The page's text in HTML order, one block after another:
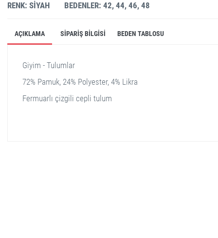
RENK: SIYAH BEDENLER: 42, 44, 46, 48
AÇIKLAMA SIPARIŞ BILGISI BEDEN TABLOSU
Giyim - Tulumlar
72% Pamuk, 24% Polyester, 4% Likra
Fermuarlı çizgili cepli tulum